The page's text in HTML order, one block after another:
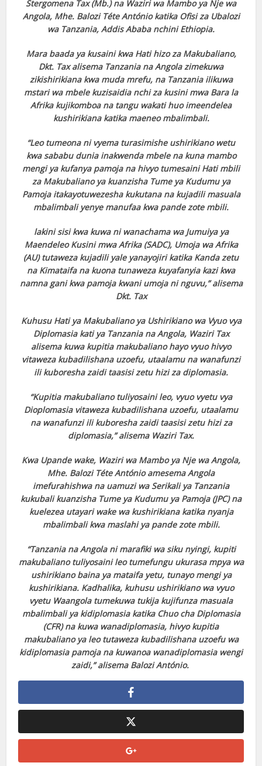
Stergomena Tax (Mb.) na Waziri wa Mambo ya Nje wa
Angola, Mhe. Balozi Téte António katika Ofisi za Ubalozi
wa Tanzania, Addis Ababa nchini Ethiopia.
Mara baada ya kusaini kwa Hati hizo za Makubaliano,
Dkt. Tax alisema Tanzania na Angola zimekuwa
zikishirikiana kwa muda mrefu, na Tanzania ilikuwa
mstari wa mbele kuzisaidia nchi za kusini mwa Bara la
Afrika kujikomboa na tangu wakati huo imeendelea
kushirikiana katika maeneo mbalimbali.
“Leo tumeona ni vyema turasimishe ushirikiano wetu
kwa sababu dunia inakwenda mbele na kuna mambo
mengi ya kufanya pamoja na hivyo tumesaini Hati mbili
za Makubaliano ya kuanzisha Tume ya Kudumu ya
Pamoja itakayotuwezesha kukutana na kujadili masuala
mbalimbali yenye manufaa kwa pande zote mbili.
lakini sisi kwa kuwa ni wanachama wa Jumuiya ya
Maendeleo Kusini mwa Afrika (SADC), Umoja wa Afrika
(AU) tutaweza kujadili yale yanayojiri katika Kanda zetu
na Kimataifa na kuona tunaweza kuyafanyia kazi kwa
namna gani kwa pamoja kwani umoja ni nguvu,” alisema
Dkt. Tax
Kuhusu Hati ya Makubaliano ya Ushirikiano wa Vyuo vya
Diplomasia kati ya Tanzania na Angola, Waziri Tax
alisema kuwa kupitia makubaliano hayo vyuo hivyo
vitaweza kubadilishana uzoefu, utaalamu na wanafunzi
ili kuboresha zaidi taasisi zetu hizi za diplomasia.
“Kupitia makubaliano tuliyosaini leo, vyuo vyetu vya
Dioplomasia vitaweza kubadilishana uzoefu, utaalamu
na wanafunzi ili kuboresha zaidi taasisi zetu hizi za
diplomasia,” alisema Waziri Tax.
Kwa Upande wake, Waziri wa Mambo ya Nje wa Angola,
Mhe. Balozi Téte António amesema Angola
imefurahishwa na uamuzi wa Serikali ya Tanzania
kukubali kuanzisha Tume ya Kudumu ya Pamoja (JPC) na
kuelezea utayari wake wa kushirikiana katika nyanja
mbalimbali kwa maslahi ya pande zote mbili.
“Tanzania na Angola ni marafiki wa siku nyingi, kupiti
makubaliano tuliyosaini leo tumefungu ukurasa mpya wa
ushirikiano baina ya mataifa yetu, tunayo mengi ya
kushirikiana. Kadhalika, kuhusu ushirikiano wa vyuo
vyetu Waangola tumekuwa tukija kujifunza masuala
mbalimbali ya kidiplomasia katika Chuo cha Diplomasia
(CFR) na kuwa wanadiplomasia, hivyo kupitia
makubaliano ya leo tutaweza kubadilishana uzoefu wa
kidiplomasia pamoja na kuwanoa wanadiplomasia wengi
zaidi,” alisema Balozi António.